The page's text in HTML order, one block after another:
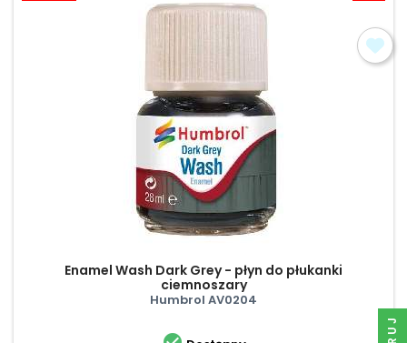
Enamel Wash Dark Grey - płyn do płukanki
ciemnoszary
Humbrol AV0204